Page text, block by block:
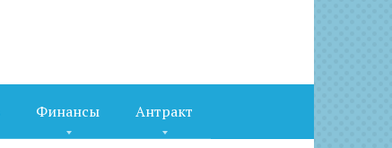
Финансы Антракт